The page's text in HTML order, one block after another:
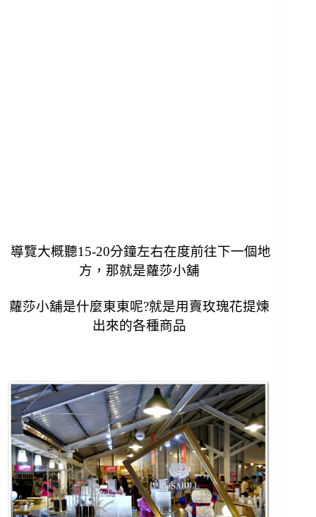
導覽大概聽15-20分鐘左右在度前往下一個地
方， 那就是蘿莎小舖
蘿莎小舖是什麼東東呢?就是用賣玫瑰花提煉
出來的各種商品